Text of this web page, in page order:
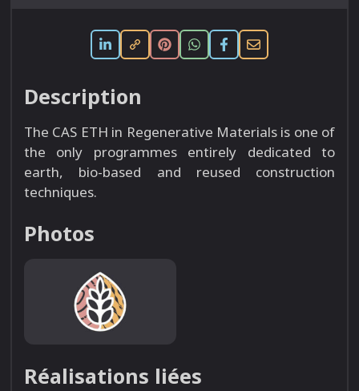
Description
The CAS ETH in Regenerative Materials is one of
the only programmes entirely dedicated to
earth, bio-​based and reused construction
techniques.
Photos
Réalisations liées